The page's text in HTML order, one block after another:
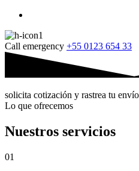
Call emergency +55 0123 654 33
solicita cotización y rastrea tu envío
Lo que ofrecemos
Nuestros servicios
01